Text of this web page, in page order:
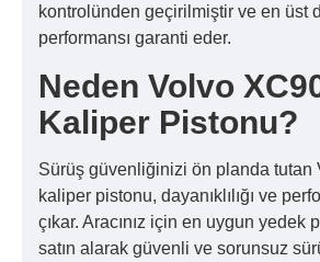
kontrolünden geçirilmiştir ve en üst
performansı garanti eder.
Neden Volvo
Kaliper Pistonu?
Sürüş güvenliğinizi ön planda tutan
kaliper pistonu, dayanıklılığı ve
çıkar. Aracınız için en uygun yedek
satın alarak güvenli ve sorunsuz